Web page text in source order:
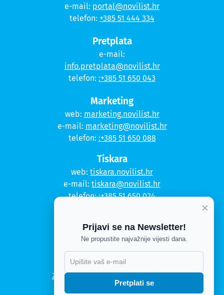
e-mail: portal@novilist.hr
telefon: +385 51 444 334
Pretplata
e-mail:
info.pretplata@novilist.hr
telefon: :+385 51 650 043
Marketing
web: marketing.novilist.hr
e-mail: marketing@novilist.hr
telefon: :+385 51 650 088
Tiskara
web: tiskara.novilist.hr
e-mail: tiskara@novilist.hr
telefon::+385 51 650 024
Kontakt
Politika privatnosti
Politika kolačića
Zahtjev za pristup informacijama
Impressum
×
Prijavi se na Newsletter!
Ne propustite najvažnije vijesti dana.
Pretplati se